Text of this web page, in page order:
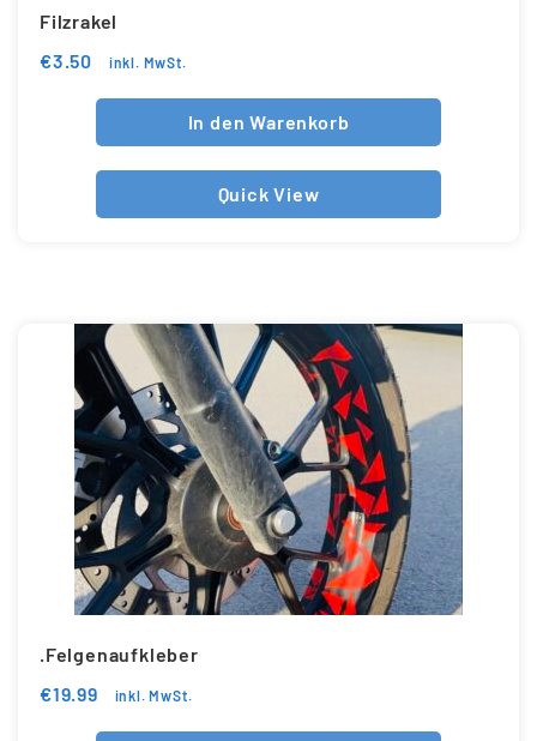
Filzrakel
€3.50 inkl. MwSt.
In den Warenkorb
Quick View
.Felgenaufkleber
€19.99 inkl. MwSt.